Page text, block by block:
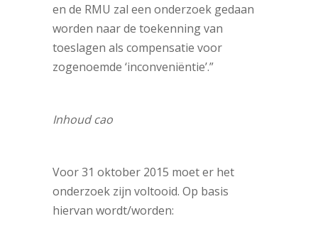
en de RMU zal een onderzoek gedaan
worden naar de toekenning van
toeslagen als compensatie voor
zogenoemde ‘inconveniëntie’.”
Inhoud cao
Voor 31 oktober 2015 moet er het
onderzoek zijn voltooid. Op basis
hiervan wordt/worden: